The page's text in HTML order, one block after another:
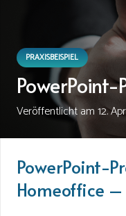
PRAXISBEISPIEL
Veröffentlicht am12.
PowerPoint-
Homeoffice